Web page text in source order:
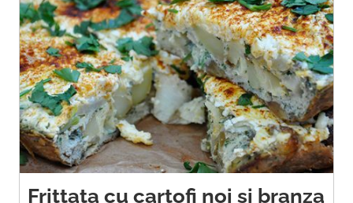
Frittata cu cartofi noi si branza